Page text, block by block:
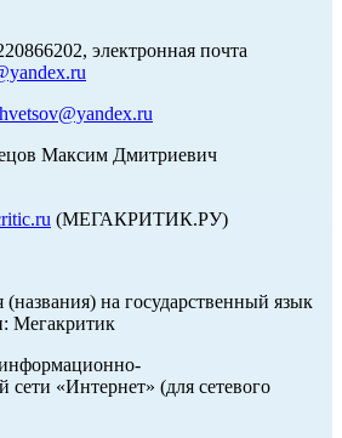
электронная почта
Максим Дмитриевич
(МЕГАКРИТИК.РУ)
на государственный язык
Мегакритик
«Интернет» (для сетевого